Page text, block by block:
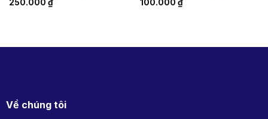
250.000 ₫
100.000 ₫
Về chúng tôi